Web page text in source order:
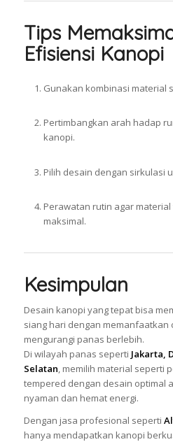
Tips
Efisiensi Kanopi
Gunakan kombinasi material
Pertimbangkan arah hadap
kanopi.
Pilih desain dengan sirkulasi
Perawatan rutin agar
maksimal.
Kesimpulan
Desain kanopi yang tepat bisa
siang hari dengan memanfaatkan
mengurangi panas berlebih.
Di wilayah panas seperti Jakarta,
Selatan, memilih material seperti
tempered dengan desain optimal
nyaman dan hemat energi.
Dengan jasa profesional seperti
hanya mendapatkan kanopi